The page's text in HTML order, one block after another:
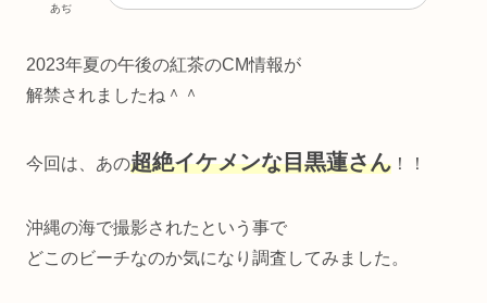
あぢ
2023年夏の午後の紅茶のCM情報が
解禁されましたね＾＾
今回は、あの超絶イケメンな目黒蓮さん ！！
沖縄の海で撮影されたという事で
どこのビーチなのか気になり調査してみました。